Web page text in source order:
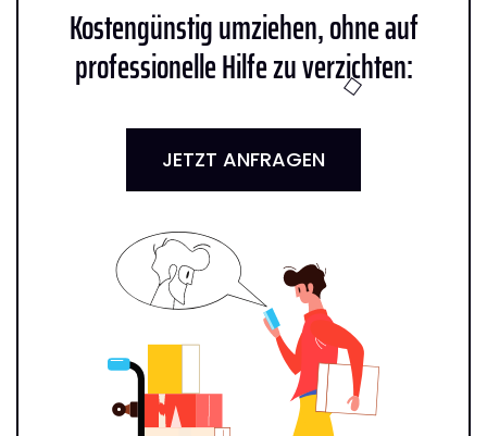
Kostengünstig umziehen, ohne auf
professionelle Hilfe zu verzichten:
JETZT ANFRAGEN